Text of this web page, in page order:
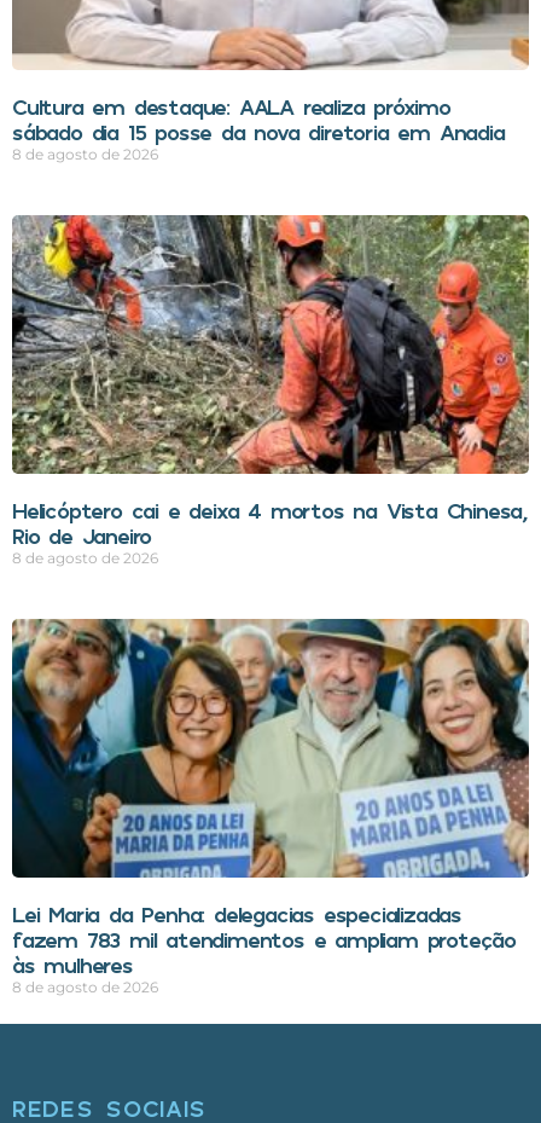
Cultura em destaque: AALA realiza próximo
sábado dia 15 posse da nova diretoria em Anadia
8 de agosto de 2026
Helicóptero cai e deixa 4 mortos na Vista Chinesa,
Rio de Janeiro
8 de agosto de 2026
Lei Maria da Penha: delegacias especializadas
fazem 783 mil atendimentos e ampliam proteção
às mulheres
8 de agosto de 2026
REDES SOCIAIS